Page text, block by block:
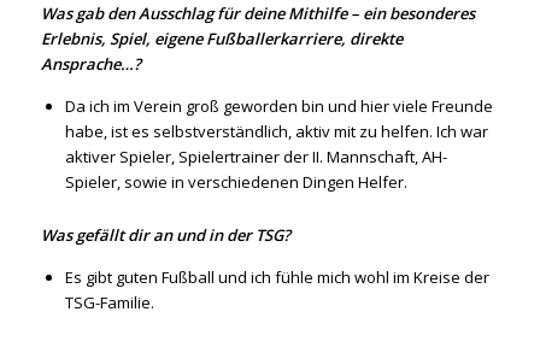
Was gab den Ausschlag für deine Mithilfe – ein besonderes
Erlebnis, Spiel, eigene Fußballerkarriere, direkte
Ansprache…?
Da ich im Verein groß geworden bin und hier viele Freunde
habe, ist es selbstverständlich, aktiv mit zu helfen. Ich war
aktiver Spieler, Spielertrainer der II. Mannschaft, AH-
Spieler, sowie in verschiedenen Dingen Helfer.
Was gefällt dir an und in der TSG?
Es gibt guten Fußball und ich fühle mich wohl im Kreise der
TSG-Familie.